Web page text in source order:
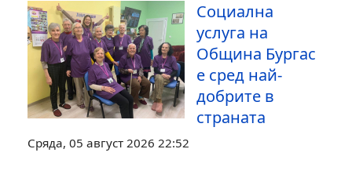
Социална
услуга на
Община Бургас
е сред най-
добрите в
страната
Сряда, 05 август 2026 22:52